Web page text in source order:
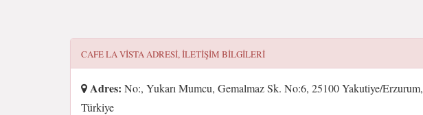
CAFE LA VİSTAADRESI, ILETIŞIM BILGILERI
Adres: No:, Yukarı Mumcu, Gemalmaz Sk. No:6, 25100 Yakutiye/Erzurum,
Türkiye